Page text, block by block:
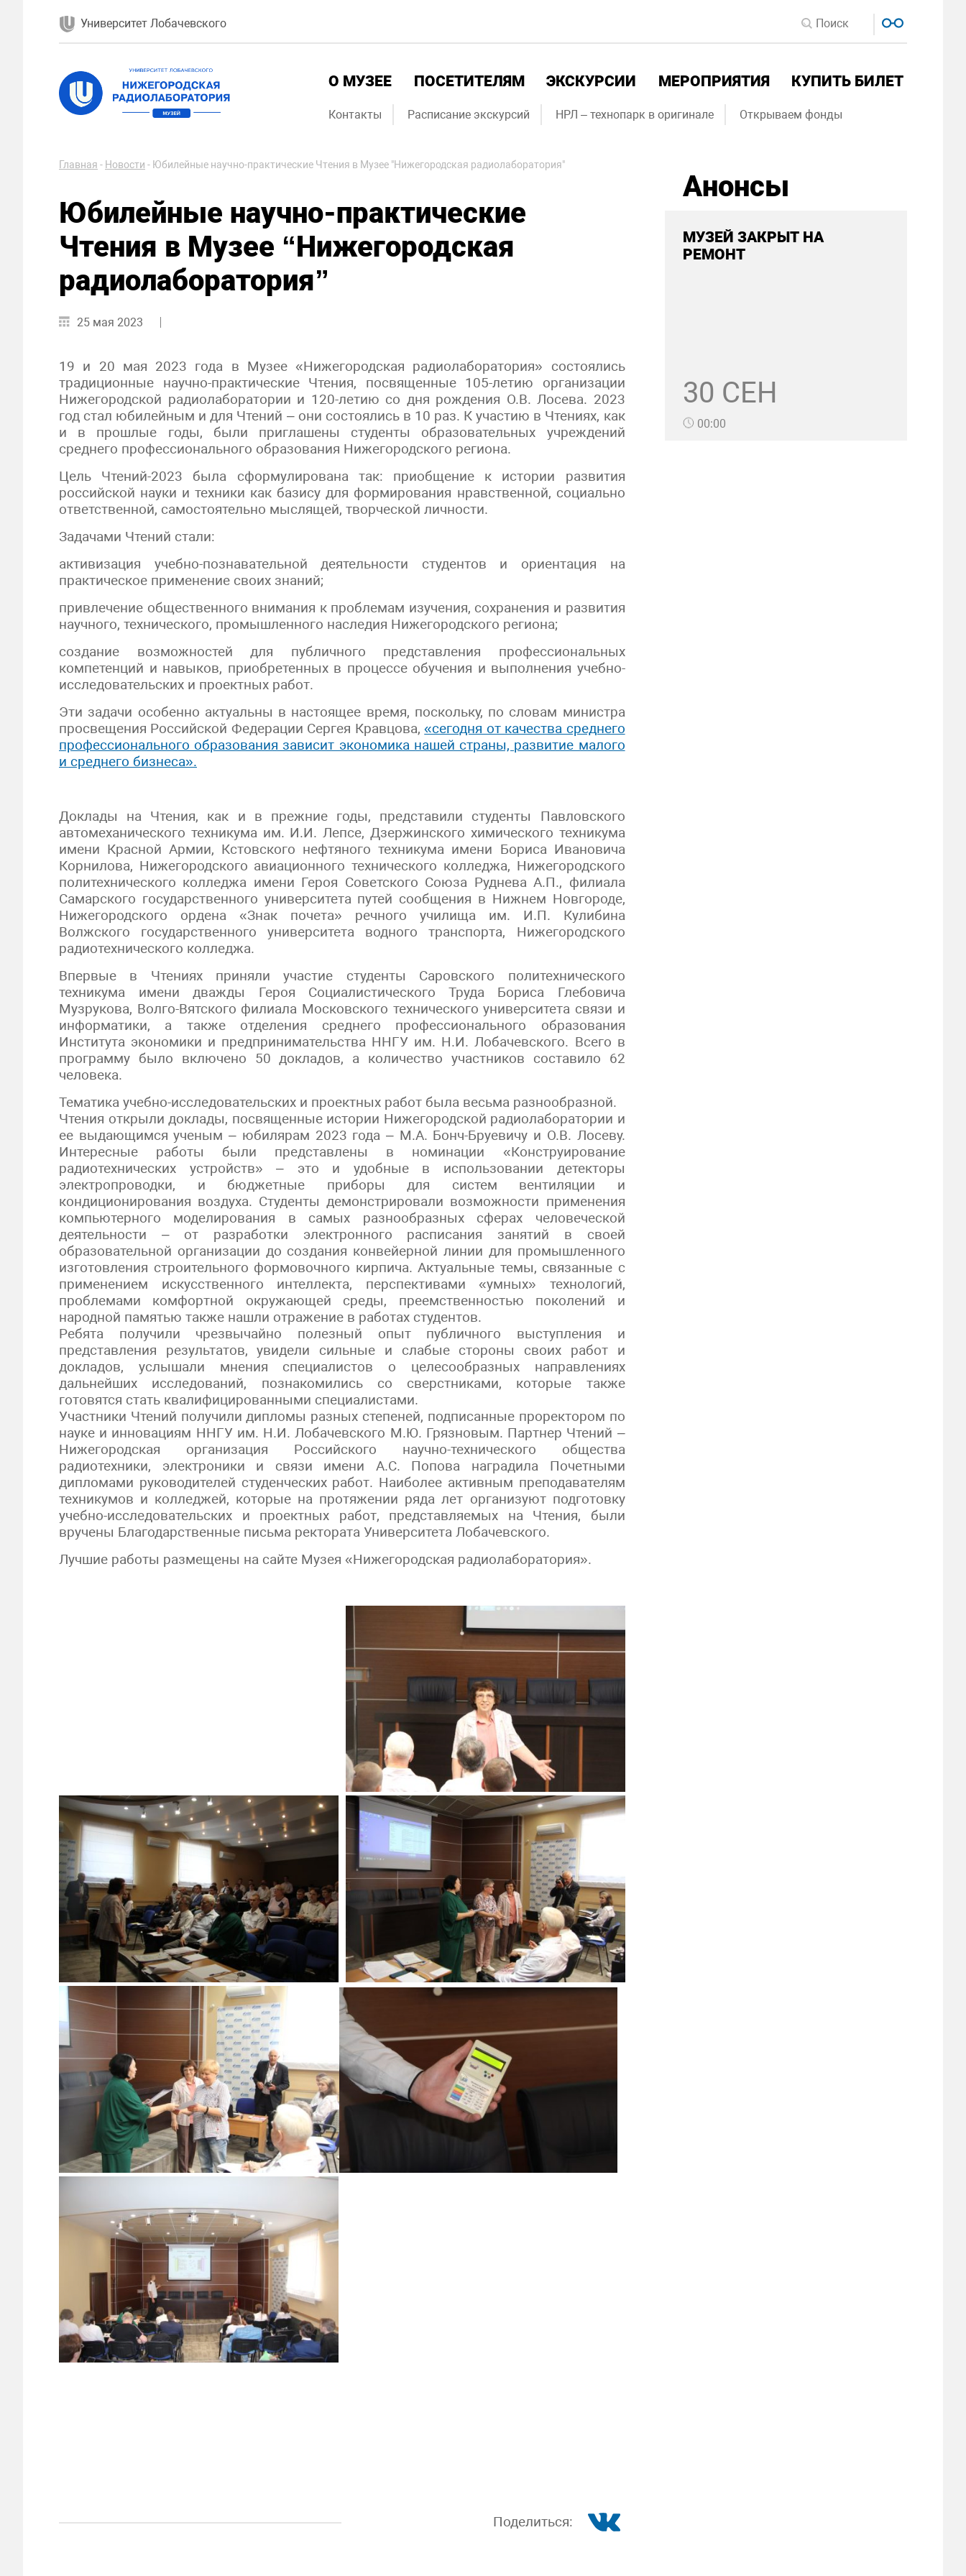
Университет Лобачевского
О МУЗЕЕ ПОСЕТИТЕЛЯМ ЭКСКУРСИИ МЕРОПРИЯТИЯ КУПИТЬ БИЛЕТ
Контакты Расписание экскурсий НРЛ – технопарк в оригинале Открываем фонды
Главная - Новости - Юбилейные научно-практические Чтения в Музее "Нижегородская радиолаборатория"
Юбилейные научно-практические
Чтения в Музее “Нижегородская
радиолаборатория”
25 мая 2023
19 и 20 мая 2023 года в Музее «Нижегородская радиолаборатория» состоялись
традиционные научно-практические Чтения, посвященные 105-летию организации
Нижегородской радиолаборатории и 120-летию со дня рождения О.В. Лосева. 2023
год стал юбилейным и для Чтений – они состоялись в 10 раз. К участию в Чтениях, как
и в прошлые годы, были приглашены студенты образовательных учреждений
среднего профессионального образования Нижегородского региона.
Цель Чтений-2023 была сформулирована так: приобщение к истории развития
российской науки и техники как базису для формирования нравственной, социально
ответственной, самостоятельно мыслящей, творческой личности.
Задачами Чтений стали:
активизация учебно-познавательной деятельности студентов и ориентация на
практическое применение своих знаний;
привлечение общественного внимания к проблемам изучения, сохранения и развития
научного, технического, промышленного наследия Нижегородского региона;
создание возможностей для публичного представления профессиональных
компетенций и навыков, приобретенных в процессе обучения и выполнения учебно-
исследовательских и проектных работ.
Эти задачи особенно актуальны в настоящее время, поскольку, по словам министра
просвещения Российской Федерации Сергея Кравцова,«сегодня от качества среднего
профессионального образования зависит экономика нашей страны, развитие малого
и среднего бизнеса».
Доклады на Чтения, как и в прежние годы, представили студенты Павловского
автомеханического техникума им. И.И. Лепсе, Дзержинского химического техникума
имени Красной Армии, Кстовского нефтяного техникума имени Бориса Ивановича
Корнилова, Нижегородского авиационного технического колледжа, Нижегородского
политехнического колледжа имени Героя Советского Союза Руднева А.П., филиала
Самарского государственного университета путей сообщения в Нижнем Новгороде,
Нижегородского ордена «Знак почета» речного училища им. И.П. Кулибина
Волжского государственного университета водного транспорта, Нижегородского
радиотехнического колледжа.
Впервые в Чтениях приняли участие студенты Саровского политехнического
техникума имени дважды Героя Социалистического Труда Бориса Глебовича
Музрукова, Волго-Вятского филиала Московского технического университета связи и
информатики, а также отделения среднего профессионального образования
Института экономики и предпринимательства ННГУ им. Н.И. Лобачевского. Всего в
программу было включено 50 докладов, а количество участников составило 62
человека.
Тематика учебно-исследовательских и проектных работ была весьма разнообразной.
Чтения открыли доклады, посвященные истории Нижегородской радиолаборатории и
ее выдающимся ученым – юбилярам 2023 года – М.А. Бонч-Бруевичу и О.В. Лосеву.
Интересные работы были представлены в номинации «Конструирование
радиотехнических устройств» – это и удобные в использовании детекторы
электропроводки, и бюджетные приборы для систем вентиляции и
кондиционирования воздуха. Студенты демонстрировали возможности применения
компьютерного моделирования в самых разнообразных сферах человеческой
деятельности – от разработки электронного расписания занятий в своей
образовательной организации до создания конвейерной линии для промышленного
изготовления строительного формовочного кирпича. Актуальные темы, связанные с
применением искусственного интеллекта, перспективами «умных» технологий,
проблемами комфортной окружающей среды, преемственностью поколений и
народной памятью также нашли отражение в работах студентов.
Ребята получили чрезвычайно полезный опыт публичного выступления и
представления результатов, увидели сильные и слабые стороны своих работ и
докладов, услышали мнения специалистов о целесообразных направлениях
дальнейших исследований, познакомились со сверстниками, которые также
готовятся стать квалифицированными специалистами.
Участники Чтений получили дипломы разных степеней, подписанные проректором по
науке и инновациям ННГУ им. Н.И. Лобачевского М.Ю. Грязновым. Партнер Чтений –
Нижегородская организация Российского научно-технического общества
радиотехники, электроники и связи имени А.С. Попова наградила Почетными
дипломами руководителей студенческих работ. Наиболее активным преподавателям
техникумов и колледжей, которые на протяжении ряда лет организуют подготовку
учебно-исследовательских и проектных работ, представляемых на Чтения, были
вручены Благодарственные письма ректората Университета Лобачевского.
Лучшие работы размещены на сайте Музея «Нижегородская радиолаборатория».
Поделиться:
Анонсы
МУЗЕЙ ЗАКРЫТ НА
РЕМОНТ
30 СЕН
00:00